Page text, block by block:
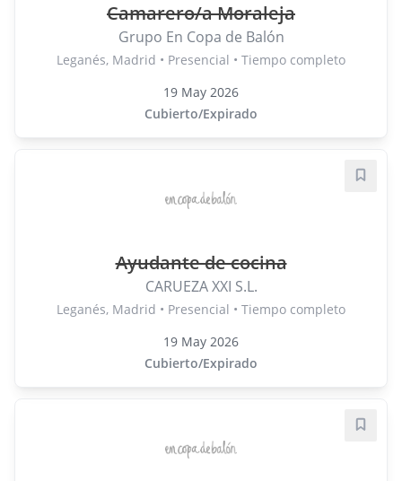
Camarero/a Moraleja
Grupo En Copa de Balón
Leganés, Madrid • Presencial • Tiempo completo
19 May 2026
Cubierto/Expirado
Ayudante de cocina
CARUEZA XXI S.L.
Leganés, Madrid • Presencial • Tiempo completo
19 May 2026
Cubierto/Expirado